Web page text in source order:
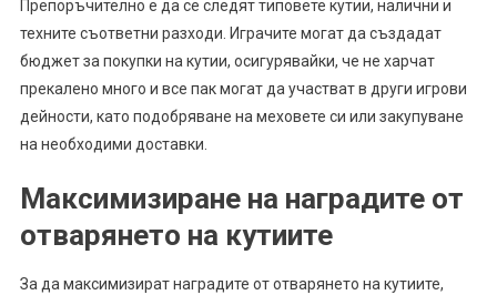
Препоръчително е да се следят типовете кутии, налични и
техните съответни разходи. Играчите могат да създадат
бюджет за покупки на кутии, осигурявайки, че не харчат
прекалено много и все пак могат да участват в други игрови
дейности, като подобряване на меховете си или закупуване
на необходими доставки.
Максимизиране на наградите от
отварянето на кутиите
За да максимизират наградите от отварянето на кутиите,